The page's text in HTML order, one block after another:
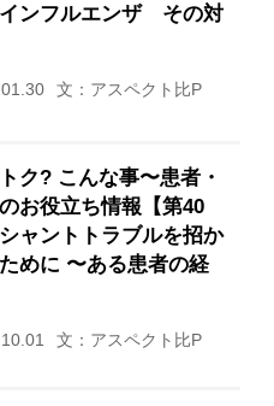
ンフルエンザ その対
文：アスペクト比P
ク? こんな事〜患者・
お役立ち情報【第40
ャントトラブルを招か
めに 〜ある患者の経
文：アスペクト比P